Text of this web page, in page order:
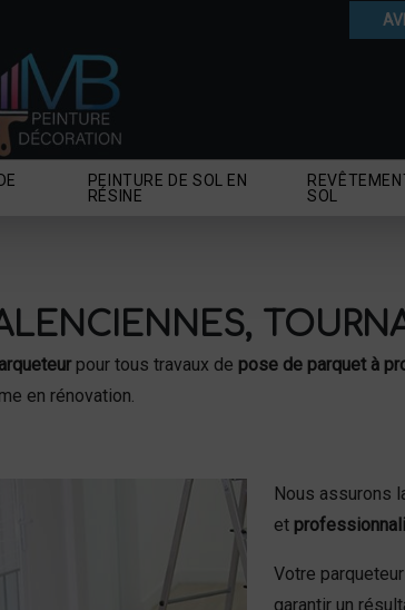
PEINTURE DE SOL EN
RÉSINE
SOL
pour tous travaux de pose de parquet à
en rénovation.
Nous assurons
et
Votre
garantir un